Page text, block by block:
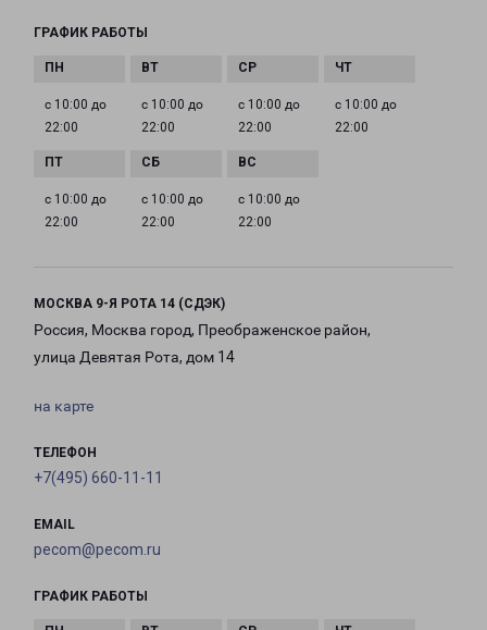
ГРАФИК РАБОТЫ
с 10:00 до
22:00
с 10:00 до
22:00
с 10:00 до
22:00
с 10:00 до
22:00
с 10:00 до
22:00
с 10:00 до
22:00
с 10:00 до
22:00
МОСКВА 9-Я РОТА 14 (СДЭК)
Россия, Москва город, Преображенское район,
улица Девятая Рота, дом 14
на карте
ТЕЛЕФОН
+7(495) 660-11-11
EMAIL
pecom@pecom.ru
ГРАФИК РАБОТЫ